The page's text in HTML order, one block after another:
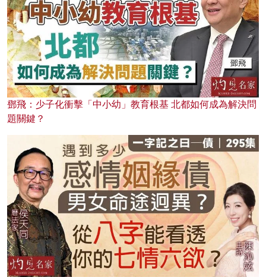
鄧飛：少子化衝擊「中小幼」教育根基 北都如何成為解決問
題關鍵？